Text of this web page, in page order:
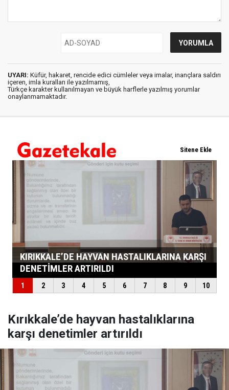
UYARI: Küfür, hakaret, rencide edici cümleler veya imalar, inançlara saldırı
içeren, imla kuralları ile yazılmamış,
Türkçe karakter kullanılmayan ve büyük harflerle yazılmış yorumlar
onaylanmamaktadır.
Kırıkkale’de hayvan hastalıklarına
karşı denetimler artırıldı